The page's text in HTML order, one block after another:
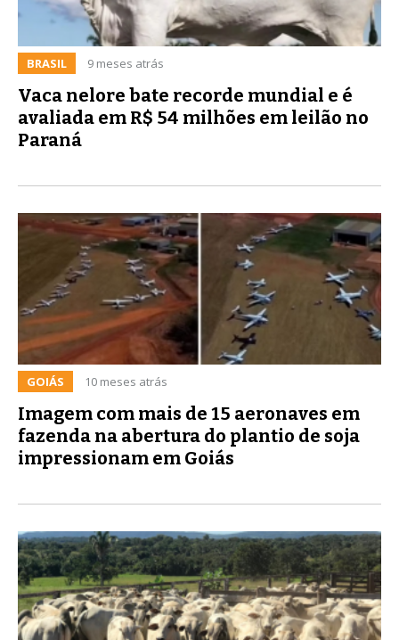
BRASIL 9 meses atrás
Vaca nelore bate recorde mundial e é
avaliada em R$ 54 milhões em leilão no
Paraná
GOIÁS 10 meses atrás
Imagem com mais de 15 aeronaves em
fazenda na abertura do plantio de soja
impressionam em Goiás